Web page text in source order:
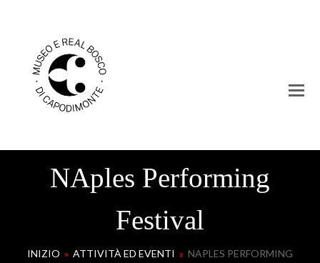
NAples Performing
Festival
INIZIO » ATTIVITÀ ED EVENTI » NAPLES PERFORMING